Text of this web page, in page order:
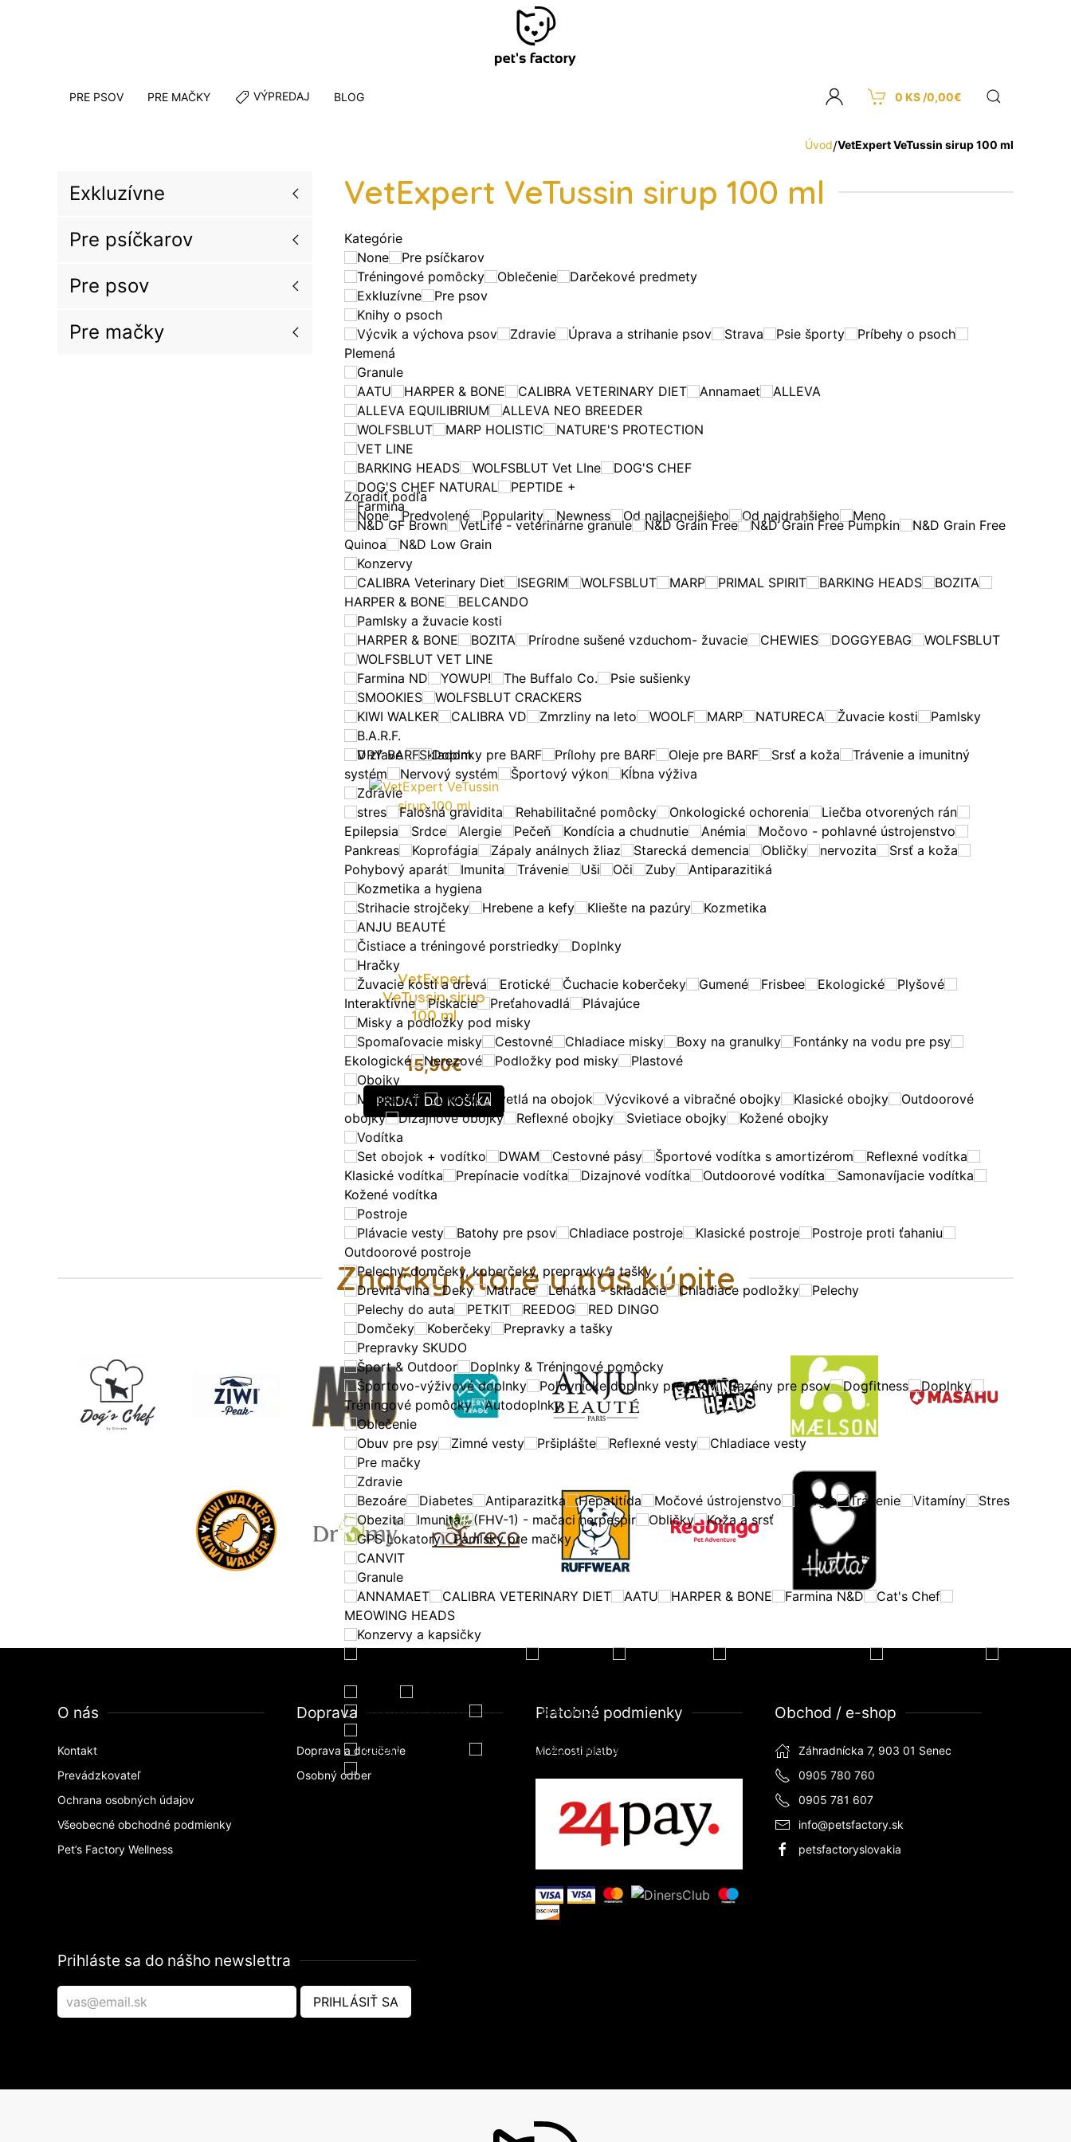
PRE PSOV PRE MAČKY VÝPREDAJ BLOG 0 KS /0,00€
Úvod/VetExpert VeTussin sirup 100 ml
VetExpert VeTussin sirup 100 ml
Kategórie
None
Pre psíčkarov
Tréningové pomôcky
Oblečenie
Darčekové predmety
Exkluzívne
Pre psov
Knihy o psoch
Výcvik a výchova psov
Zdravie Úprava a strihanie psov Strava Psie športy
Príbehy o psoch
Plemená
Granule
AATU
HARPER & BONE CALIBRA VETERINARY DIET Annamaet
ALLEVA
ALLEVA EQUILIBRIUM
ALLEVA NEO BREEDER
WOLFSBLUT
MARP HOLISTIC
NATURE'S PROTECTION
VET LINE
BARKING HEADS
WOLFSBLUT Vet LIne
DOG'S CHEF
DOG'S CHEF NATURAL
PEPTIDE +
Farmina
N&D GF Brown
VetLife - veterinárne granule N&D Grain Free N&D Grain Free Pumpkin
N&D Grain Free
Quinoa
N&D Low Grain
Konzervy
CALIBRA Veterinary Diet
ISEGRIM WOLFSBLUT MARP PRIMAL SPIRIT BARKING HEADS
BOZITA
HARPER & BONE
BELCANDO
Pamlsky a žuvacie kosti
HARPER & BONE
BOZITA Prírodne sušené vzduchom- žuvacie CHEWIES DOGGYEBAG
WOLFSBLUT
WOLFSBLUT VET LINE
Farmina ND
YOWUP! The Buffalo Co.
Psie sušienky
SMOOKIES
WOLFSBLUT CRACKERS
KIWI WALKER
CALIBRA VD Zmrzliny na leto WOOLF MARP NATURECA Žuvacie kosti
Pamlsky
B.A.R.F.
DRY BARF
Doplnky pre BARF Prílohy pre BARF Oleje pre BARF Srsť a koža
Trávenie a imunitný
systém
Nervový systém Športový výkon
Kĺbna výživa
Zdravie
stres
Falošná gravidita Rehabilitačné pomôcky Onkologické ochorenia
Liečba otvorených rán
Epilepsia
Srdce Alergie Pečeň Kondícia a chudnutie Anémia
Močovo - pohlavné ústrojenstvo
Pankreas
Koprofágia Zápaly análnych žliaz Starecká demencia Obličky nervozita
Srsť a koža
Pohybový aparát
Imunita Trávenie Uši Oči Zuby
Antiparazitiká
Kozmetika a hygiena
Strihacie strojčeky
Hrebene a kefy Kliešte na pazúry
Kozmetika
ANJU BEAUTÉ
Čistiace a tréningové porstriedky
Doplnky
Hračky
Žuvacie kosti a drevá
Erotické Čuchacie koberčeky Gumené Frisbee Ekologické
Plyšové
Interaktívne
Pískacie Preťahovadlá
Plávajúce
Misky a podložky pod misky
Spomaľovacie misky
Cestovné Chladiace misky Boxy na granulky
Fontánky na vodu pre psy
Ekologické
Nerezové Podložky pod misky
Plastové
Obojky
MAx&Molly
DWAM Svetlá na obojok Výcvikové a vibračné obojky Klasické obojky
Outdoorové
obojky
Dizajnové obojky Reflexné obojky Svietiace obojky
Kožené obojky
Vodítka
Set obojok + vodítko
DWAM Cestovné pásy Športové vodítka s amortizérom
Reflexné vodítka
Klasické vodítka
Prepínacie vodítka Dizajnové vodítka Outdoorové vodítka
Samonavíjacie vodítka
Kožené vodítka
Postroje
Plávacie vesty
Batohy pre psov Chladiace postroje Klasické postroje
Postroje proti ťahaniu
Outdoorové postroje
Pelechy, domčeky, koberčeky, prepravky a tašky
Drevitá vlna
Deky Matrace Lehátka - skladacie Chladiace podložky
Pelechy
Pelechy do auta
PETKIT REEDOG
RED DINGO
Domčeky
Koberčeky
Prepravky a tašky
Prepravky SKUDO
Šport & Outdoor
Doplnky & Tréningové pomôcky
Športovo-výživové doplnky
Poľovnícke doplnky pre psov Bazény pre psov Dogfitness
Doplnky
Tréningové pomôcky
Autodoplnky
Oblečenie
Obuv pre psy
Zimné vesty Pršiplášte Reflexné vesty
Chladiace vesty
Pre mačky
Zdravie
Bezoáre
Diabetes Antiparazitka Hepatitída Močové ústrojenstvo Alergie Trávenie Vitamíny
Stres
Obezita
Imunita (FHV-1) - mačaci herpespir Obličky
Koža a srsť
GPS Lokatory
Pamlsky pre mačky
CANVIT
Granule
ANNAMAET
CALIBRA VETERINARY DIET AATU HARPER & BONE Farmina N&D
Cat's Chef
MEOWING HEADS
Konzervy a kapsičky
Dávkovače krmiva
Fontánky pre mačky
Toalety pre mačky
Podstielky do toaliet pre mačky
Zoradiť podľa
None
Predvolené Popularity Newness Od najlacnejšieho Od najdrahšieho Meno
V zľave Skladom
VetExpert
VeTussin sirup
100 ml
15,90€
PRIDAŤ DO KOŠÍKA
Exkluzívne
Pre psíčkarov
Pre psov
Pre mačky
Značky ktoré u nás kúpite
O nás
Kontakt
Prevádzkovateľ
Ochrana osobných údajov
Všeobecné obchodné podmienky
Pet’s Factory Wellness
Doprava
Doprava a doručenie
Osobný odber
Platobné podmienky
Možnosti platby
Obchod / e-shop
Záhradnícka 7, 903 01 Senec
0905 780 760
0905 781 607
info@petsfactory.sk
petsfactoryslovakia
Prihláste sa do nášho newslettra
PRIHLÁSIŤ SA